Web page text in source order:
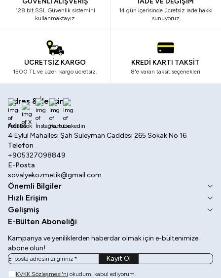
128 bit SSL Güvenlik sistemini
kullanmaktayız
14 gün içerisinde ücretsiz iade hakkı
sunuyoruz
ÜCRETSİZ KARGO
1500 TL ve üzeri kargo ücretsiz.
KREDİ KARTI TAKSİT
8'e varan taksit seçenekleri
Adres & İletişim
Adres
4 Eylül Mahallesi Şah Süleyman Caddesi 265 Sokak No 16
Telefon
+905327098849
E-Posta
sovalyekozmetik@gmail.com
Facebook
X İnstagram
Youtube
Önemli Bilgiler
Hızlı Erişim
Gelişmiş
E-Bülten Aboneliği
Kampanya ve yeniliklerden haberdar olmak için e-bültenimize
abone olun!
Kayıt Ol
KVKK Sözleşmesi'ni okudum, kabul ediyorum.